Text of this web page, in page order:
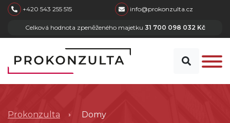
skip to main content
+420 543 255 515 info@prokonzulta.cz
Celková hodnota zpeněženého majetku 31 700 098 032 Kč
Prokonzulta Domy